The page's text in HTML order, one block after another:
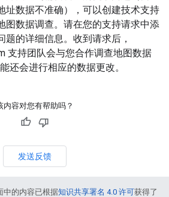
址数据不准确），可以创建技术支持
图数据调查。请在您的支持请求中添
题的详细信息。收到请求后，
支持团队会与您合作调查地图数据
还会进行相应的数据更改。
内容对您有帮助吗？
发送反馈
中的内容已根据知识共享署名 4.0 许可获得了